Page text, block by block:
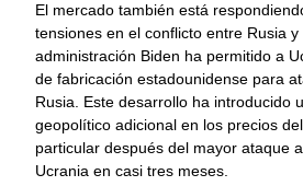
El mercado también está
tensiones en el conflicto entre Rusia
administración Biden ha permitido a
de fabricación estadounidense para
Rusia. Este desarrollo ha introducido
geopolítico adicional en los precios
particular después del mayor ataque
Ucrania en casi tres meses.